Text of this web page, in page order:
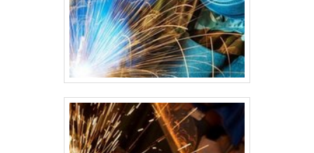
processo complexo que exige precisão em cada etapa, desde o
planejamento e o projeto até a execução e os testes de qualidade.
O aço carbono, com suas qualidades de resistência e custo
acessível, é uma escolha popular para a construção desses
equipamentos, garantindo que os silos sejam seguros, eficientes e